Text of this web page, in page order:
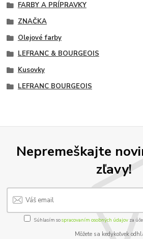
FARBY A PRÍPRAVKY
ZNAČKA
Olejové farby
LEFRANC & BOURGEOIS
Kusovky
LEFRANC BOURGEOIS
Nepremeškajte
zľavy!
Súhlasím sospracovaním osobných údajov za
Môžete sa kedykoľvek